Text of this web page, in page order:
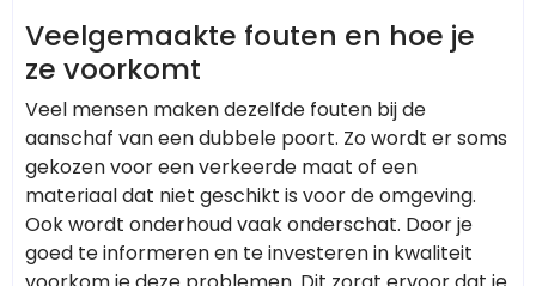
Veelgemaakte fouten en hoe je
ze voorkomt
Veel mensen maken dezelfde fouten bij de
aanschaf van een dubbele poort. Zo wordt er soms
gekozen voor een verkeerde maat of een
materiaal dat niet geschikt is voor de omgeving.
Ook wordt onderhoud vaak onderschat. Door je
goed te informeren en te investeren in kwaliteit